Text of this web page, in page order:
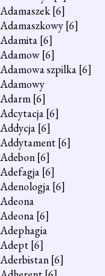
Adamaszek[6]
Adamaszkowy[6]
Adamita[6]
Adamow[6]
Adamowa szpilka[6]
Adamowy
Adarm[6]
Adcytacja[6]
Addycja[6]
Addytament[6]
Adebon[6]
Adefagja[6]
Adenologja[6]
Adeona
Adeona[6]
Adephagia
Adept[6]
Aderbistan[6]